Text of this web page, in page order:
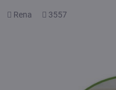
Pridal
Rena
Počet
3557